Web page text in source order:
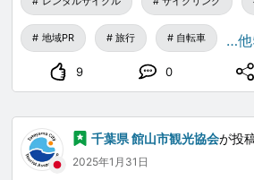
地域PR 旅行 自転車 …
9 0
千葉県 館山市観光協会が投
2025年1月31日